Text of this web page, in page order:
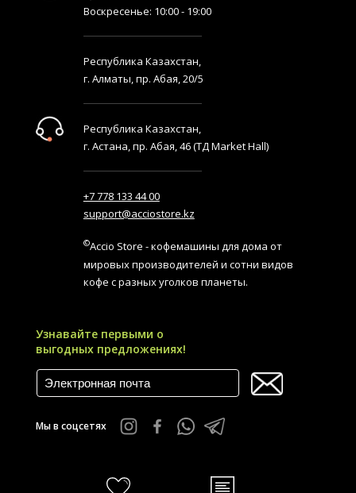
Воскресенье: 10:00 - 19:00
Республика Казахстан,
г. Алматы, пр. Абая, 20/5
Республика Казахстан,
г. Астана, пр. Абая, 46 (ТД Market Hall)
+7 778 133 44 00
support@acciostore.kz
©Accio Store - кофемашины для дома от
мировых производителей и сотни видов
кофе с разных уголков планеты.
Узнавайте первыми о
выгодных предложениях!
Мы в соцсетях